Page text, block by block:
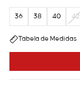
36 38 40 42
Tabela de Medidas